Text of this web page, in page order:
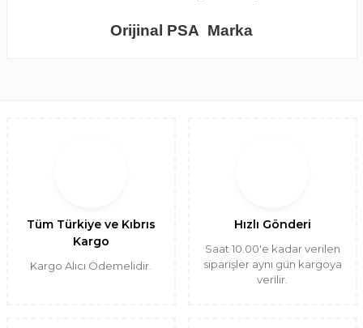
Orijinal PSA Marka
Tüm Türkiye ve Kıbrıs
Kargo
Kargo Alıcı Ödemelidir.
Hızlı Gönderi
Saat 10.00'e kadar verilen
siparişler aynı gün kargoya
verilir.